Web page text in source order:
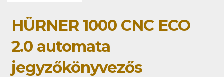
HÜRNER 1000 CNC ECO
2.0 automata
jegyzőkönyvezős